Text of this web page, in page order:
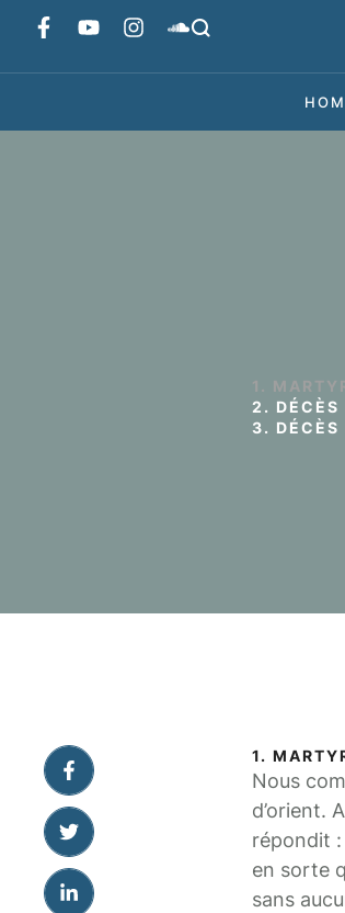
1.
2. DÉCÈS
3. DÉCÈS
1.
Nous
d’orient.
répondit :
en sorte
sans